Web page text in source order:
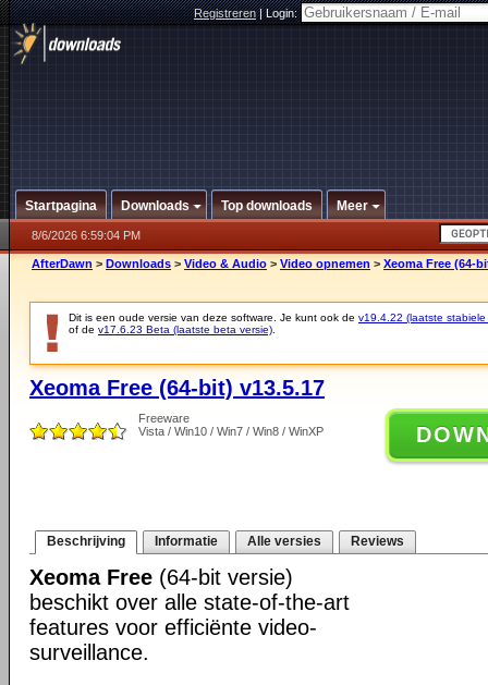
Registreren|Login:
Startpagina Downloads Top downloads Meer
8/6/2026 6:59:04 PM
AfterDawn > Downloads > Video & Audio > Video opnemen > Xeoma Free (64-
Dit is een oude versie van deze software. Je kunt ook de v19.4.22 (laatste stabiele
of de v17.6.23 Beta (laatste beta versie)
Xeoma Free (64-bit) v13.5.17
Freeware
Vista / Win10 / Win7 / Win8 / WinXP
Beschrijving Informatie Alle versies Reviews
Xeoma Free (64-bit versie)
beschikt over alle state-of-the-art
features voor efficiënte video-
surveillance.